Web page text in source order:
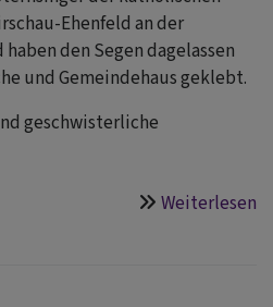
Ehenfeld an der
den Segen dagelassen
und Gemeindehaus geklebt.
geschwisterliche
Weiterlesen